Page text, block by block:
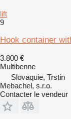
lift
9
Hook container
3.800 €
Multibenne
Slovaquie, Trstin
Mebachel, s.r.o.
Contacter le vendeur